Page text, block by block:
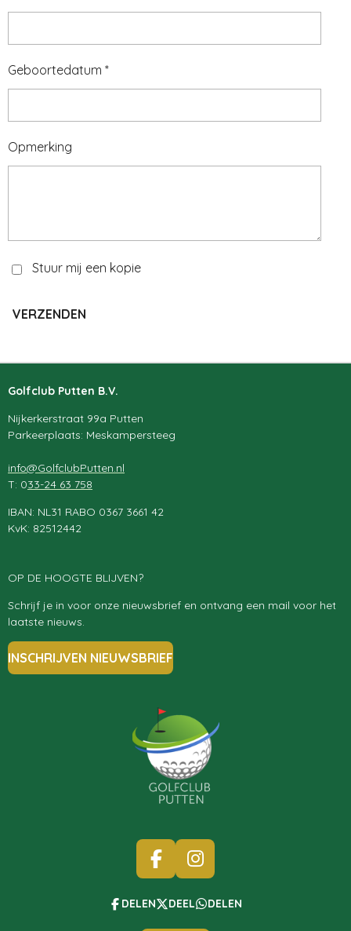
Geboortedatum *
Opmerking
Stuur mij een kopie
VERZENDEN
Golfclub Putten B.V.
Nijkerkerstraat 99a Putten
Parkeerplaats: Meskampersteeg
info@GolfclubPutten.nl
T: 033-24 63 758
IBAN: NL31 RABO 0367 3661 42
KvK: 82512442
OP DE HOOGTE BLIJVEN?
Schrijf je in voor onze nieuwsbrief en ontvang een mail voor het
laatste nieuws.
INSCHRIJVEN NIEUWSBRIEF
F
C
I
S
DELEN DEEL DELEN